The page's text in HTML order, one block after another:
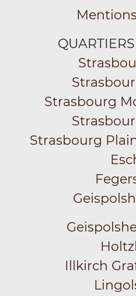
Strasbourg
Strasbourg
Illkirch